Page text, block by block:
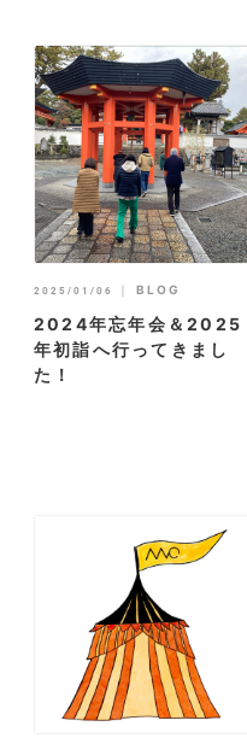
2025/01/06 ｜ BLOG
2024年忘年会＆2025
年初詣へ行ってきまし
た！